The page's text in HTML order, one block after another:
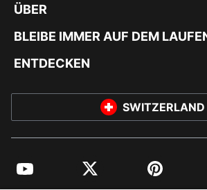
ÜBER
BLEIBE IMMER AUF DEM
ENTDECKEN
SWITZERLAND
YouTube Twitter Pinterest